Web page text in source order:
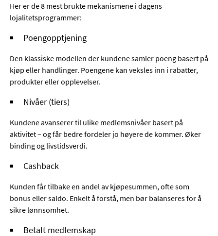
Her er de 8 mest brukte mekanismene i dagens
lojalitetsprogrammer:
Poengopptjening
Den klassiske modellen der kundene samler poeng basert på
kjøp eller handlinger. Poengene kan veksles inn i rabatter,
produkter eller opplevelser.
Nivåer (tiers)
Kundene avanserer til ulike medlemsnivåer basert på
aktivitet – og får bedre fordeler jo høyere de kommer. Øker
binding og livstidsverdi.
Cashback
Kunden får tilbake en andel av kjøpesummen, ofte som
bonus eller saldo. Enkelt å forstå, men bør balanseres for å
sikre lønnsomhet.
Betalt medlemskap